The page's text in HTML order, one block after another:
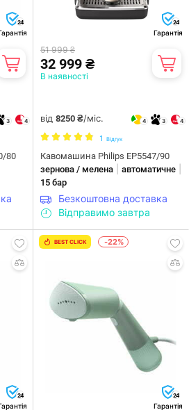
24
3 4
80
24
Гарантія
51 999 ₴
32 999 ₴
В наявності
від 8250 ₴/міс. 4 3 4
1 Відгук
Кавомашина Philips EP5547/90
зернова / мелена
автоматичне
15 бар
Безкоштовна доставка
Відправимо завтра
24
BEST CLICK -22%
24
Гарантія